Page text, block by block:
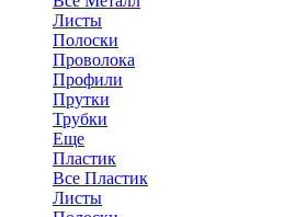
Листы
Полоски
Проволока
Профили
Прутки
Трубки
Еще
Пластик
Все Пластик
Листы